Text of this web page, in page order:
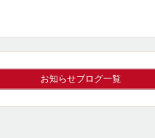
お知らせブログ一覧